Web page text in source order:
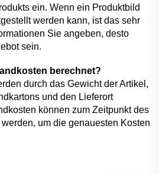
ein. Wenn ein Produktbild
werden kann, ist das sehr
Sie angeben, desto
sein.
berechnet?
durch das Gewicht der Artikel,
und den Lieferort
können zum Zeitpunkt des
um die genauesten Kosten